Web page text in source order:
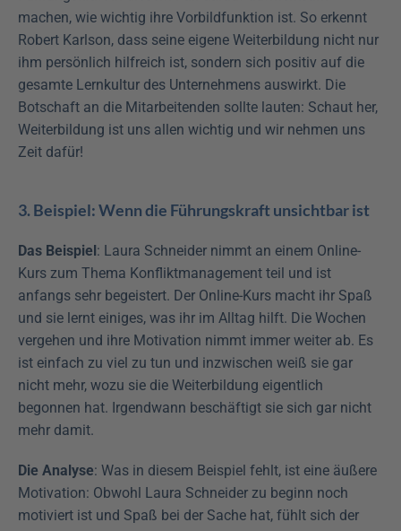
machen, wie wichtig ihre Vorbildfunktion ist. So erkennt
Robert Karlson, dass seine eigene Weiterbildung nicht nur
ihm persönlich hilfreich ist, sondern sich positiv auf die
gesamte Lernkultur des Unternehmens auswirkt. Die
Botschaft an die Mitarbeitenden sollte lauten: Schaut her,
Weiterbildung ist uns allen wichtig und wir nehmen uns
Zeit dafür!
3. Beispiel: Wenn die Führungskraft unsichtbar ist
Das Beispiel : Laura Schneider nimmt an einem Online-
Kurs zum Thema Konfliktmanagement teil und ist
anfangs sehr begeistert. Der Online-Kurs macht ihr Spaß
und sie lernt einiges, was ihr im Alltag hilft. Die Wochen
vergehen und ihre Motivation nimmt immer weiter ab. Es
ist einfach zu viel zu tun und inzwischen weiß sie gar
nicht mehr, wozu sie die Weiterbildung eigentlich
begonnen hat. Irgendwann beschäftigt sie sich gar nicht
mehr damit.
Die Analyse: Was in diesem Beispiel fehlt, ist eine äußere
Motivation: Obwohl Laura Schneider zu beginn noch
motiviert ist und Spaß bei der Sache hat, fühlt sich der